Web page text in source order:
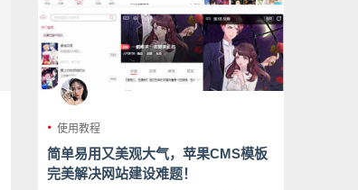
使用教程
简单易用又美观大气，苹果CMS模板
完美解决网站建设难题！